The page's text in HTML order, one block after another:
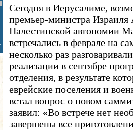
Сегодня в Иерусалиме,
премьер-министра
Палестинской автономии
встречались в феврале на
несколько раз
реализации в сентябре
отделения, в результате
еврейские поселения и
встал вопрос о новом
заявил: «Во встрече нет
завершены все